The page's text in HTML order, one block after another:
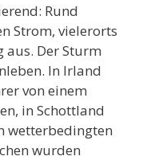
Rund
Strom, vielerorts
aus. Der Sturm
In Irland
von einem
in Schottland
wetterbedingten
wurden